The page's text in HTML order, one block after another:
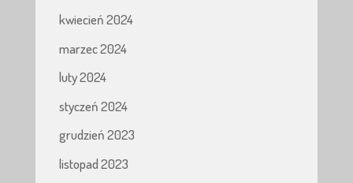
kwiecień 2024
marzec 2024
luty 2024
styczeń 2024
grudzień 2023
listopad 2023